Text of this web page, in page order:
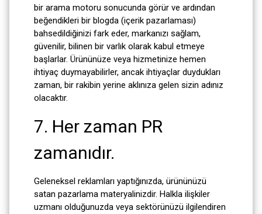
bir arama motoru sonucunda görür ve ardından
beğendikleri bir blogda (içerik pazarlaması)
bahsedildiğinizi fark eder, markanızı sağlam,
güvenilir, bilinen bir varlık olarak kabul etmeye
başlarlar. Ürününüze veya hizmetinize hemen
ihtiyaç duymayabilirler, ancak ihtiyaçlar duydukları
zaman, bir rakibin yerine aklınıza gelen sizin adınız
olacaktır.
7. Her zaman PR
zamanıdır.
Geleneksel reklamları yaptığınızda, ürününüzü
satan pazarlama materyalinizdir. Halkla ilişkiler
uzmanı olduğunuzda veya sektörünüzü ilgilendiren